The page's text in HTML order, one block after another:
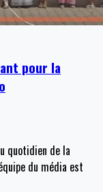
pour la
quotidien de la
du média est